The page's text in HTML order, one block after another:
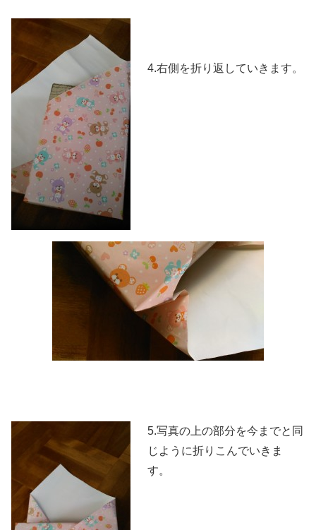
4.右側を折り返していきます。
5.写真の上の部分を今までと同
じように折りこんでいきま
す。